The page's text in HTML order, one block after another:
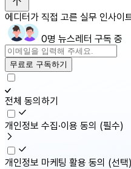
에디터가 직접 고른 실무 인사이
0명 뉴스레터 구독 중
무료로 구독하기
전체 동의하기
개인정보 수집·이용 동의 (필수)
개인정보 마케팅 활용 동의 (선택)